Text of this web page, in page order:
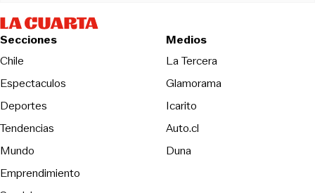
Secciones
Chile
Espectaculos
Deportes
Tendencias
Mundo
Emprendimiento
Medios
La TerceraOpens in new
Glamorama
Icarito
Auto.cl
DunaOpens in new window